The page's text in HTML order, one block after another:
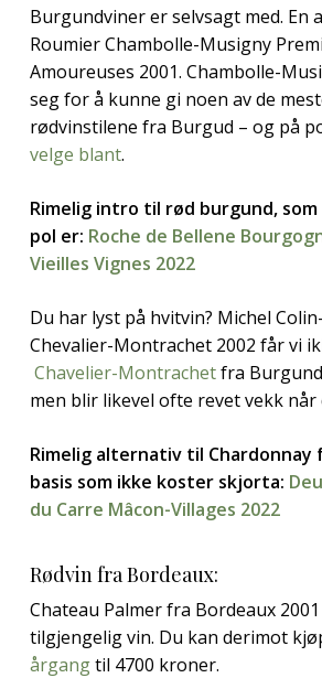
Burgundviner er selvsagt med. En
Roumier Chambolle-Musigny
Amoureuses 2001. Chambolle-
seg for å kunne gi noen av de
rødvinstilene fra Burgud – og på
velge blant.
Rimelig intro til rød burgund, som
pol er: Roche de Bellene
Vieilles Vignes 2022
Du har lyst på hvitvin? Michel
Chevalier-Montrachet 2002 får vi
Chavelier-Montrachetfra
men blir likevel ofte revet vekk når
Rimelig alternativ til Chardonnay
basis som ikke koster skjorta:
du Carre Mâcon-Villages 2022
Rødvin fra Bordeaux:
Chateau Palmer fra Bordeaux
tilgjengelig vin. Du kan derimot
årgangtil 4700 kroner.